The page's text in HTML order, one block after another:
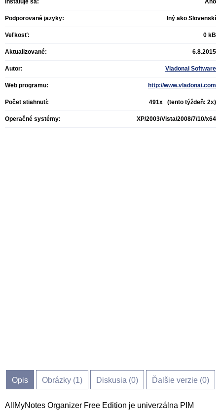
Inštaluje sa: Áno
Podporované jazyky: Iný ako Slovenskí
Veľkosť: 0 kB
Aktualizované: 6.8.2015
Autor: Vladonai Software
Web programu: http://www.vladonai.com
Počet stiahnutí: 491x (tento týždeň: 2x)
Operačné systémy: XP/2003/Vista/2008/7/10/x64
Opis Obrázky (1) Diskusia (0) Ďalšie verzie (0)
AllMyNotes Organizer Free Edition je univerzálna PIM